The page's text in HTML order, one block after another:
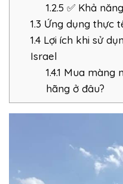
1.2.5 ✅ Khả
1.3 Ứng dụng thực
1.4 Lợi ích khi sử
Israel
1.4.1 Mua màng
hãng ở đâu?